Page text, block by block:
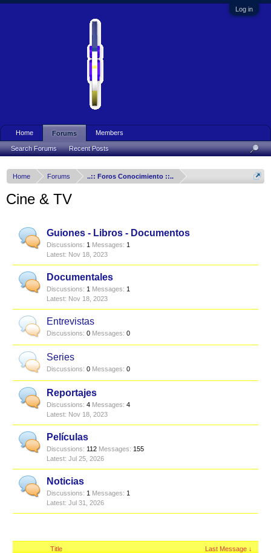
Log in
Home Forums ..:: Foros Conocimiento ::..
Cine & TV
Guiones - Libros - Documentos
Discussions: 1 Messages: 1
Nov 18, 2023
Documentales
Discussions: 1 Messages: 1
Nov 18, 2023
Entrevistas
Discussions: 0 Messages: 0
Series
Discussions: 0 Messages: 0
Reportajes
Discussions: 4 Messages: 4
Nov 18, 2023
Películas
Discussions: 112 Messages: 155
Jul 25, 2026
Noticias
Discussions: 1 Messages: 1
Jul 31, 2026
Title Last Message ↓
Home Forums
Search Forums Recent Posts
Members